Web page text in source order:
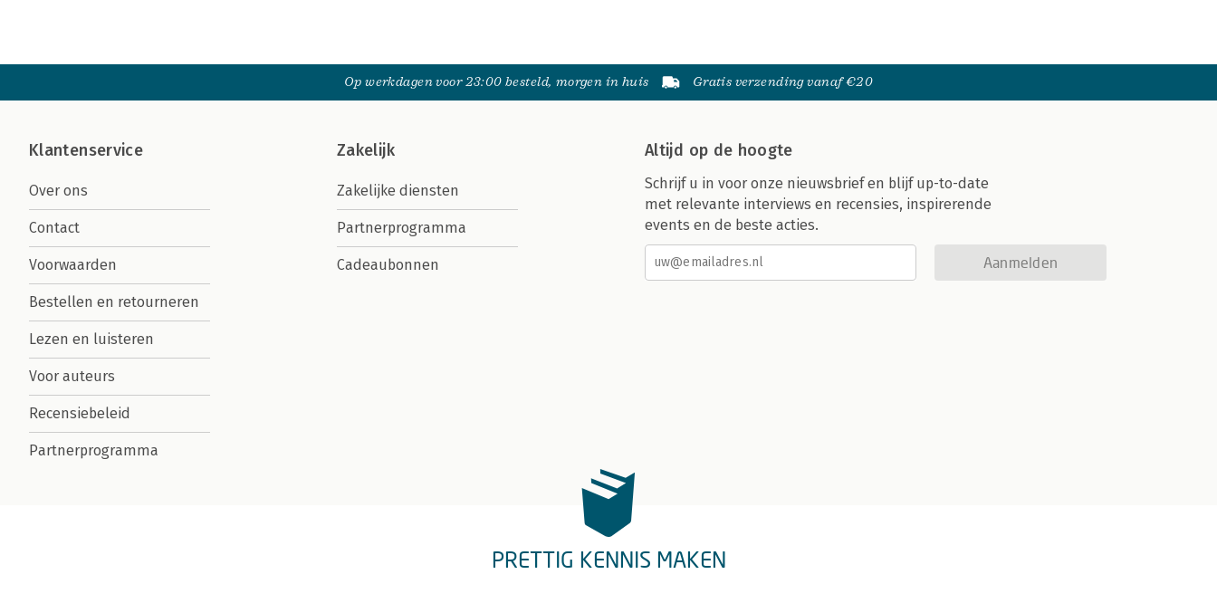
Op werkdagen voor 23:00 besteld, morgen in huis Gratis verzending vanaf €20
Klantenservice
Over ons
Contact
Voorwaarden
Bestellen en retourneren
Lezen en luisteren
Voor auteurs
Recensiebeleid
Partnerprogramma
Zakelijk
Zakelijke diensten
Partnerprogramma
Cadeaubonnen
Altijd op de hoogte
Schrijf u in voor onze nieuwsbrief en blijf up-to-date
met relevante interviews en recensies, inspirerende
events en de beste acties.
Aanmelden
PRETTIG KENNIS MAKEN